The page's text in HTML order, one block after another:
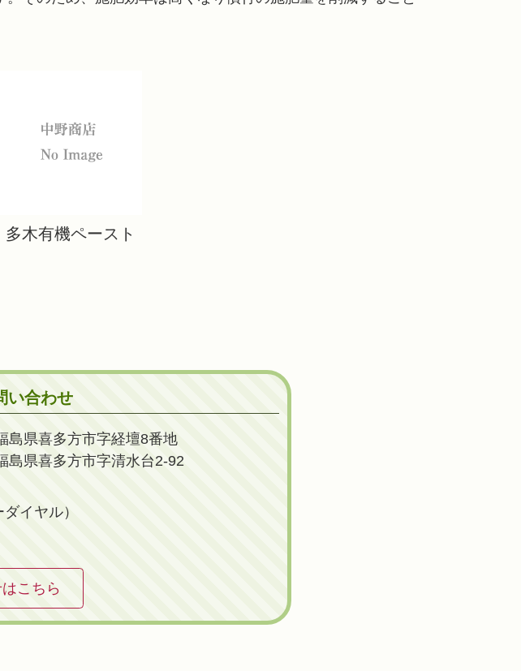
多木有機ペースト
い合わせ
島県喜多方市字経壇8番地
島県喜多方市字清水台2-92
イヤル）
こちら